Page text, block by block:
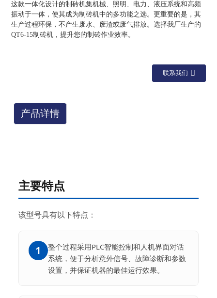
这款一体化设计的制砖机集机械、照明、电力、液压系统和高频
振动于一体，使其成为制砖机中的多功能之选。更重要的是，其
生产过程环保，不产生废水、废渣或废气排放。选择我厂生产的
QT6-15制砖机，提升您的制砖作业效率。
联系我们
产品详情
主要特点
该型号具有以下特点：
1
整个过程采用PLC智能控制和人机界面对话
系统，便于分析意外信号、故障诊断和参数
设置，并保证机器的最佳运行效果。